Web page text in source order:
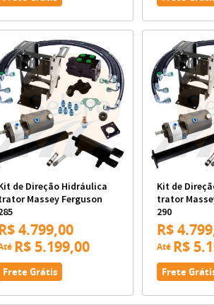
de Direção Hidráulica
Massey Ferguson
4.799,00
R$ 5.199,00
Frete Grátis
Kit de
trator
290
R$
Até R$
Frete